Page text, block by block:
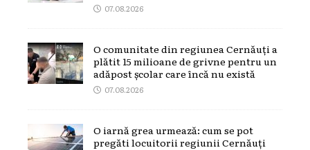
07.08.2026
O comunitate din regiunea Cernăuți a
plătit 15 milioane de grivne pentru un
adăpost școlar care încă nu există
07.08.2026
O iarnă grea urmează: cum se pot
pregăti locuitorii regiunii Cernăuți